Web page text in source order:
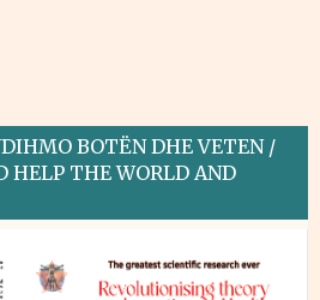
BOTËN DHE VETEN /
HELP THE WORLD AND